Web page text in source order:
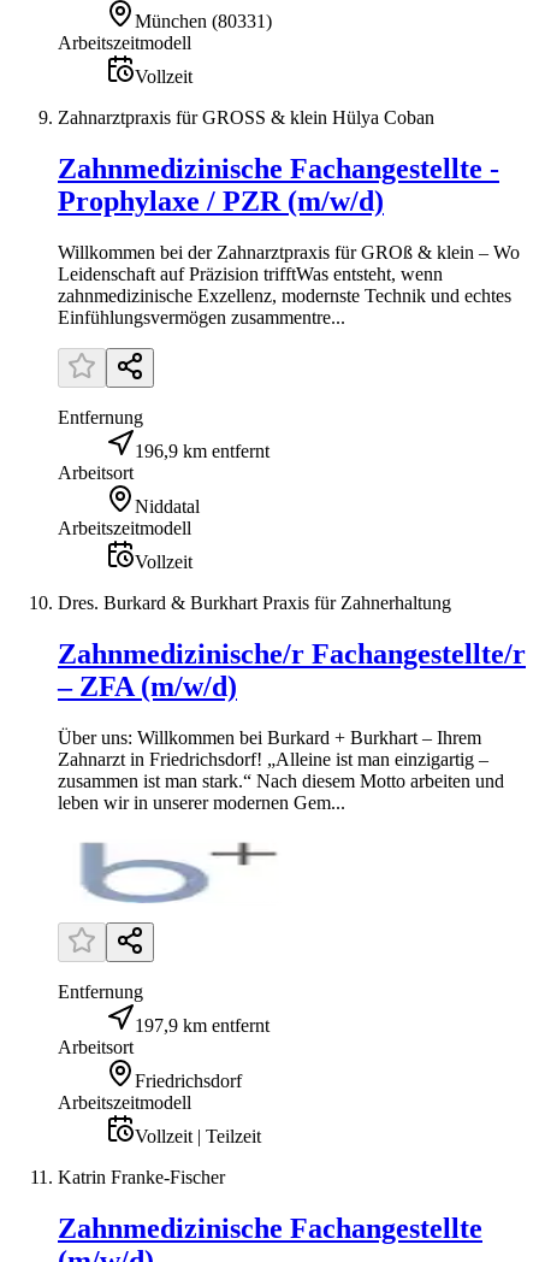
München (80331)
Arbeitszeitmodell
Vollzeit
Zahnarztpraxis für GROSS & klein Hülya Coban
Zahnmedizinische Fachangestellte -
Prophylaxe / PZR (m/w/d)
Willkommen bei der Zahnarztpraxis für GROß & klein – Wo
Leidenschaft auf Präzision trifftWas entsteht, wenn
zahnmedizinische Exzellenz, modernste Technik und echtes
Einfühlungsvermögen zusammentre...
Entfernung
196,9 km entfernt
Arbeitsort
Niddatal
Arbeitszeitmodell
Vollzeit
Dres. Burkard & Burkhart Praxis für Zahnerhaltung
Zahnmedizinische/r Fachangestellte/r
– ZFA (m/w/d)
Über uns: Willkommen bei Burkard + Burkhart – Ihrem
Zahnarzt in Friedrichsdorf! „Alleine ist man einzigartig –
zusammen ist man stark.“ Nach diesem Motto arbeiten und
leben wir in unserer modernen Gem...
Entfernung
197,9 km entfernt
Arbeitsort
Friedrichsdorf
Arbeitszeitmodell
Vollzeit | Teilzeit
Katrin Franke-Fischer
Zahnmedizinische Fachangestellte